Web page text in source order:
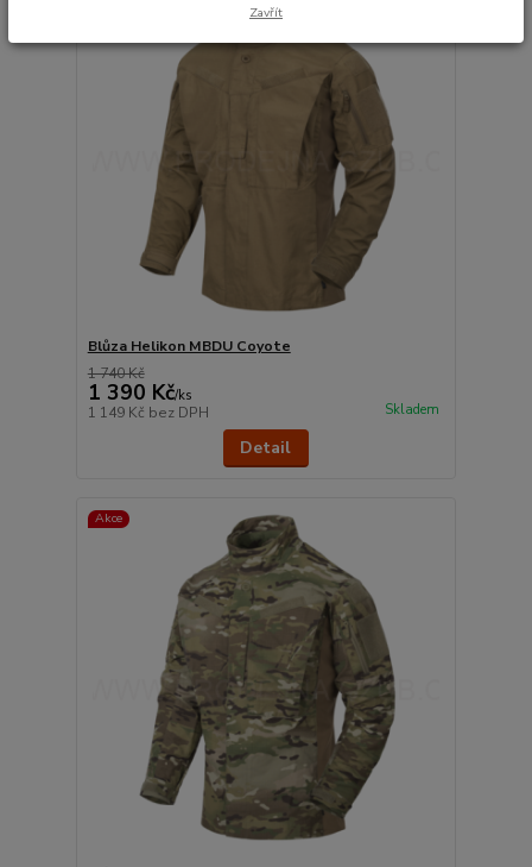
Blůza Helikon MBDU Coyote
1 740 Kč
1 390 Kč/ks
1 149 Kč bez DPH Skladem
Detail
Akce
Zavřít